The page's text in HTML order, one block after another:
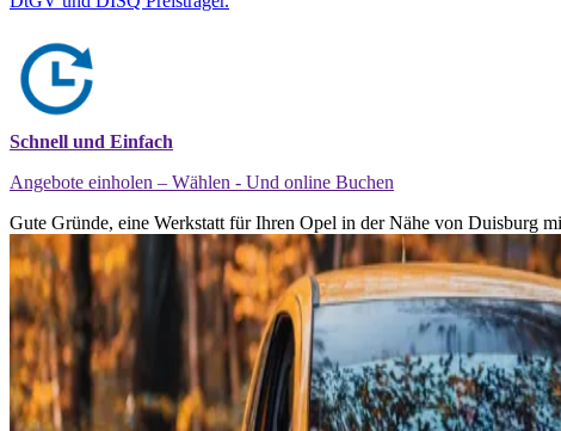
Schnell und Einfach
Angebote einholen – Wählen - Und online Buchen
Gute Gründe, eine Werkstatt für Ihren Opel in der Nähe von Duisburg